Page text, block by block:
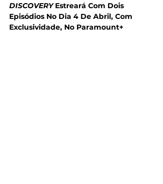
DISCOVERY Estreará Com Dois
Episódios No Dia 4 De Abril, Com
Exclusividade, No Paramount+